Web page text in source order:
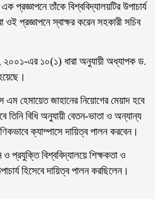
প্রজ্ঞাপনে তাঁকে বিশ্ববিদ্যালয়টির উপাচার্য
ওই প্রজ্ঞাপনে স্বাক্ষর করেন সহকারী সচিব
২০০১-এর ১০(১) ধারা অনুযায়ী অধ্যাপক ড.
হেমায়েত জাহানের নিয়োগের মেয়াদ হবে
তিনি বিধি অনুযায়ী বেতন-ভাতা ও অন্যান্য
ক্যাম্পাসে দায়িত্ব পালন করবেন।
প্রযুক্তি বিশ্ববিদ্যালয়ে শিক্ষকতা ও
হিসেবে দায়িত্ব পালন করছিলেন।